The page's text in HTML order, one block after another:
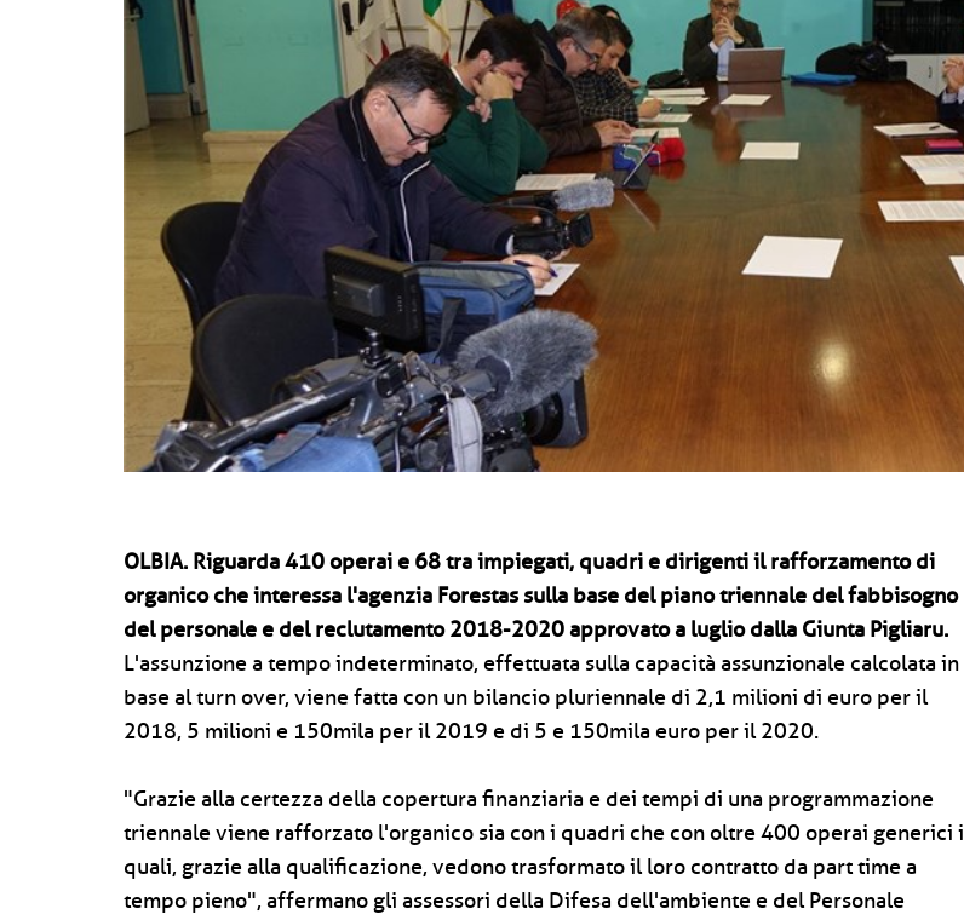
OLBIA. Riguarda 410 operai e 68 tra impiegati, quadri e dirigenti il rafforzamento di
organico che interessa l'agenzia Forestas sulla base del piano triennale del fabbisogno
del personale e del reclutamento 2018-2020 approvato a luglio dalla Giunta Pigliaru.
L'assunzione a tempo indeterminato, effettuata sulla capacità assunzionale calcolata in
base al turn over, viene fatta con un bilancio pluriennale di 2,1 milioni di euro per il
2018, 5 milioni e 150mila per il 2019 e di 5 e 150mila euro per il 2020.
"Grazie alla certezza della copertura finanziaria e dei tempi di una programmazione
triennale viene rafforzato l'organico sia con i quadri che con oltre 400 operai generici i
quali, grazie alla qualificazione, vedono trasformato il loro contratto da part time a
tempo pieno", affermano gli assessori della Difesa dell'ambiente e del Personale